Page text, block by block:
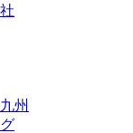
州